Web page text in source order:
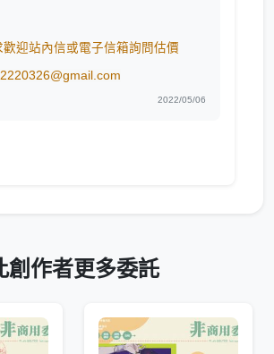
迎站內信或電子信箱詢問估價
2022/05/06
創作者更多委託